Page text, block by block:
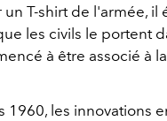
T-shirt de l'armée, il
les civils le portent
à être associé à
1960, les innovations